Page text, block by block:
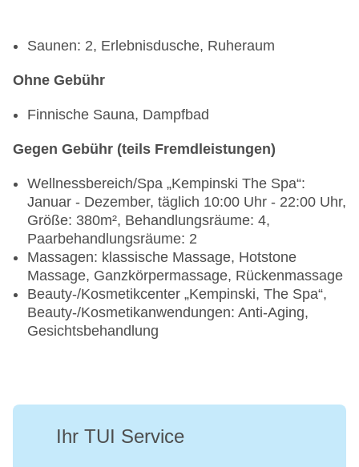
Saunen: 2, Erlebnisdusche, Ruheraum
Ohne Gebühr
Finnische Sauna, Dampfbad
Gegen Gebühr (teils Fremdleistungen)
Wellnessbereich/Spa „Kempinski The Spa“:
Januar - Dezember, täglich 10:00 Uhr - 22:00 Uhr,
Größe: 380m², Behandlungsräume: 4,
Paarbehandlungsräume: 2
Massagen: klassische Massage, Hotstone
Massage, Ganzkörpermassage, Rückenmassage
Beauty-/Kosmetikcenter „Kempinski, The Spa“,
Beauty-/Kosmetikanwendungen: Anti-Aging,
Gesichtsbehandlung
Ihr TUI Service